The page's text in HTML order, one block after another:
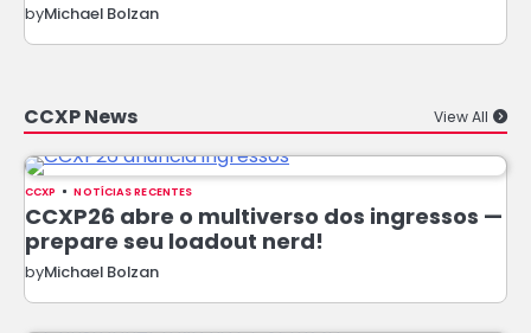
byMichael Bolzan
CCXP News View All
CCXP NOTÍCIAS RECENTES
CCXP26 abre o multiverso dos ingressos —
prepare seu loadout nerd!
byMichael Bolzan